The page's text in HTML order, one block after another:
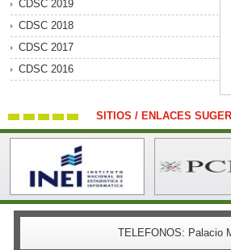
CDSC 2019
CDSC 2018
CDSC 2017
CDSC 2016
SITIOS / ENLACES
TELEFONOS: Palacio